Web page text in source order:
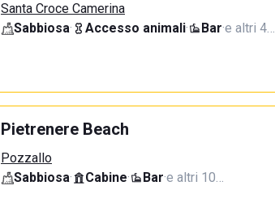
Santa Croce Camerina
Sabbiosa· Accesso animali· Bar·e altri 4…
Pietrenere Beach
Pozzallo
Sabbiosa· Cabine· Bar·e altri 10…